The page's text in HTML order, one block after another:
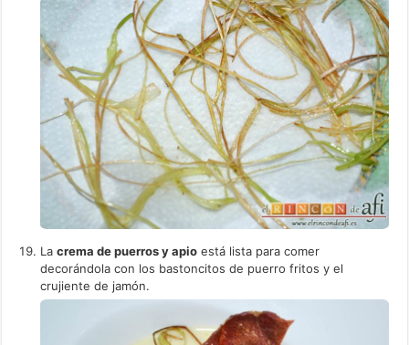
Lacrema de puerros y apio está lista para comer
decorándola con los bastoncitos de puerro fritos y el
crujiente de jamón.